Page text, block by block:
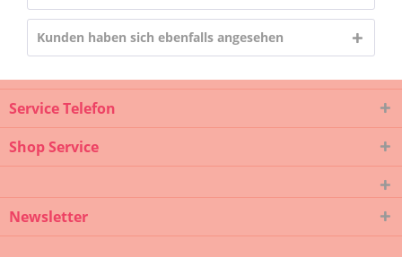
Kunden haben sich ebenfalls angesehen
Service Telefon
Shop Service
Newsletter